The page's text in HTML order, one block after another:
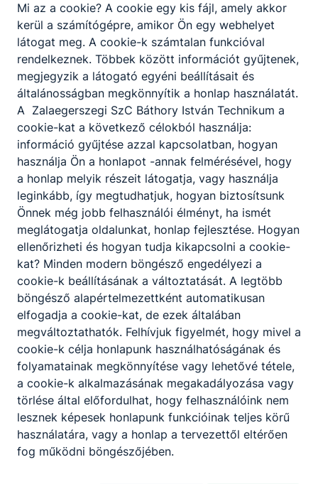
Felhősi Mária - szakirányú oktatásért felelős
igazgatóhelyettes
+36 30 259 3933
E-mail: titkarsag@bathory.edu.hu
Partnereink
Mi az a cookie? A cookie egy kis fájl, amely akkor
kerül a számítógépre, amikor Ön egy webhelyet
látogat meg. A cookie-k számtalan funkcióval
rendelkeznek. Többek között információt gyűjtenek,
megjegyzik a látogató egyéni beállításait és
általánosságban megkönnyítik a honlap használatát.
A Zalaegerszegi SzC Báthory István Technikum a
cookie-kat a következő célokból használja:
információ gyűjtése azzal kapcsolatban, hogyan
használja Ön a honlapot -annak felmérésével, hogy
a honlap melyik részeit látogatja, vagy használja
leginkább, így megtudhatjuk, hogyan biztosítsunk
Önnek még jobb felhasználói élményt, ha ismét
meglátogatja oldalunkat, honlap fejlesztése. Hogyan
ellenőrizheti és hogyan tudja kikapcsolni a cookie-
kat? Minden modern böngésző engedélyezi a
cookie-k beállításának a változtatását. A legtöbb
böngésző alapértelmezettként automatikusan
elfogadja a cookie-kat, de ezek általában
megváltoztathatók. Felhívjuk figyelmét, hogy mivel a
cookie-k célja honlapunk használhatóságának és
folyamatainak megkönnyítése vagy lehetővé tétele,
a cookie-k alkalmazásának megakadályozása vagy
törlése által előfordulhat, hogy felhasználóink nem
lesznek képesek honlapunk funkcióinak teljes körű
használatára, vagy a honlap a tervezettől eltérően
fog működni böngészőjében.